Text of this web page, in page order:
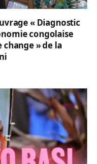
« Diagnostic
congolaise
change » de la